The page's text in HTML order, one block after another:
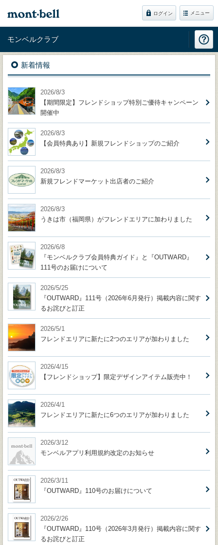
ログイン メニュー
モンベルクラブ
新着情報
2026/8/3
【期間限定】フレンドショップ特別ご優待キャンペーン
開催中
2026/8/3
【会員特典あり】新規フレンドショップのご紹介
2026/8/3
新規フレンドマーケット出店者のご紹介
2026/8/3
うきは市（福岡県）がフレンドエリアに加わりました
2026/6/8
『モンベルクラブ会員特典ガイド』と『OUTWARD』
111号のお届けについて
2026/5/25
『OUTWARD』111号（2026年6月発行）掲載内容に関す
るお詫びと訂正
2026/5/1
フレンドエリアに新たに2つのエリアが加わりました
2026/4/15
【フレンドショップ】限定デザインアイテム販売中！
2026/4/1
フレンドエリアに新たに6つのエリアが加わりました
2026/3/12
モンベルアプリ利用規約改定のお知らせ
2026/3/11
『OUTWARD』110号のお届けについて
2026/2/26
『OUTWARD』110号（2026年3月発行）掲載内容に関す
るお詫びと訂正